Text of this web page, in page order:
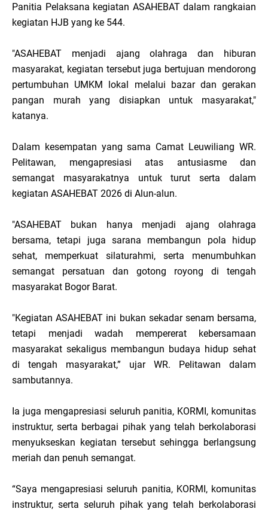
Panitia Pelaksana kegiatan ASAHEBAT dalam rangkaian
kegiatan HJB yang ke 544.
"ASAHEBAT menjadi ajang olahraga dan hiburan
masyarakat, kegiatan tersebut juga bertujuan mendorong
pertumbuhan UMKM lokal melalui bazar dan gerakan
pangan murah yang disiapkan untuk masyarakat,"
katanya.
Dalam kesempatan yang sama Camat Leuwiliang WR.
Pelitawan, mengapresiasi atas antusiasme dan
semangat masyarakatnya untuk turut serta dalam
kegiatan ASAHEBAT 2026 di Alun-alun.
"ASAHEBAT bukan hanya menjadi ajang olahraga
bersama, tetapi juga sarana membangun pola hidup
sehat, memperkuat silaturahmi, serta menumbuhkan
semangat persatuan dan gotong royong di tengah
masyarakat Bogor Barat.
"Kegiatan ASAHEBAT ini bukan sekadar senam bersama,
tetapi menjadi wadah mempererat kebersamaan
masyarakat sekaligus membangun budaya hidup sehat
di tengah masyarakat,” ujar WR. Pelitawan dalam
sambutannya.
Ia juga mengapresiasi seluruh panitia, KORMI, komunitas
instruktur, serta berbagai pihak yang telah berkolaborasi
menyukseskan kegiatan tersebut sehingga berlangsung
meriah dan penuh semangat.
“Saya mengapresiasi seluruh panitia, KORMI, komunitas
instruktur, serta seluruh pihak yang telah berkolaborasi